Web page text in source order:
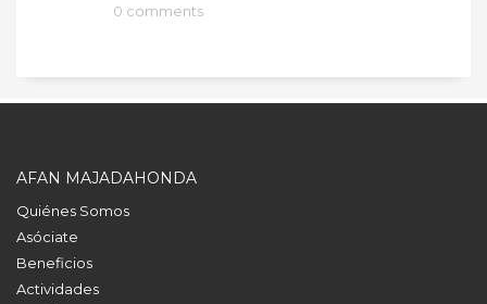
0 comments
AFAN MAJADAHONDA
Quiénes Somos
Asóciate
Beneficios
Actividades